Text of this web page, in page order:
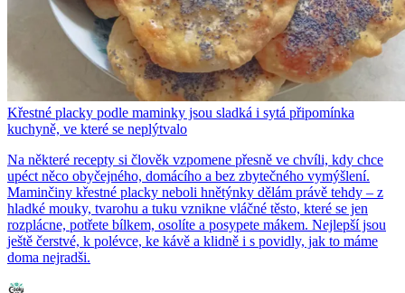
Křestné placky podle maminky jsou sladká i sytá připomínka
kuchyně, ve které se neplýtvalo
Na některé recepty si člověk vzpomene přesně ve chvíli, kdy chce
upéct něco obyčejného, domácího a bez zbytečného vymýšlení.
Maminčiny křestné placky neboli hnětýnky dělám právě tehdy – z
hladké mouky, tvarohu a tuku vznikne vláčné těsto, které se jen
rozplácne, potřete bílkem, osolíte a posypete mákem. Nejlepší jsou
ještě čerstvé, k polévce, ke kávě a klidně i s povidly, jak to máme
doma nejradši.